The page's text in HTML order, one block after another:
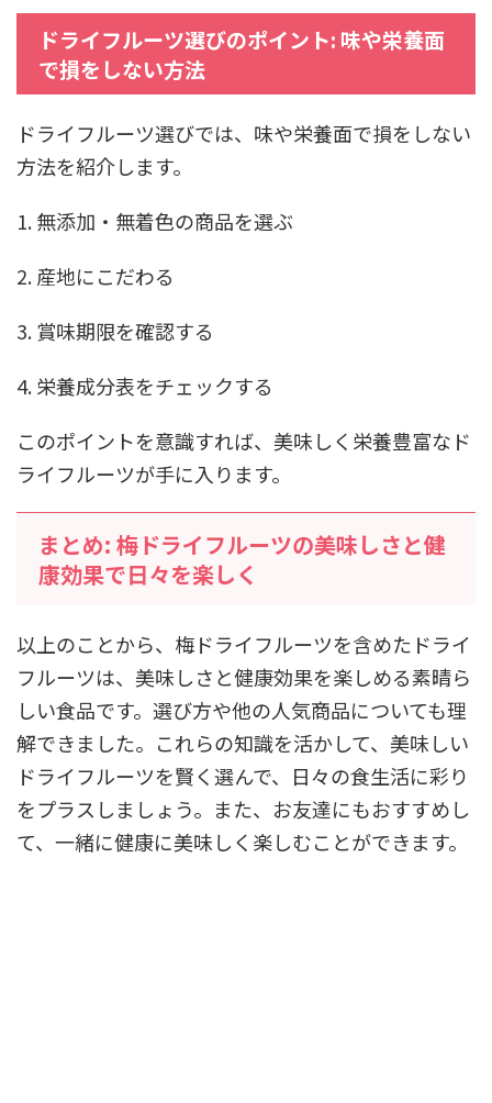
ドライフルーツ選びのポイント: 味や栄養面
で損をしない方法
ドライフルーツ選びでは、味や栄養面で損をしない
方法を紹介します。
1. 無添加・無着色の商品を選ぶ
2. 産地にこだわる
3. 賞味期限を確認する
4. 栄養成分表をチェックする
このポイントを意識すれば、美味しく栄養豊富なド
ライフルーツが手に入ります。
まとめ: 梅ドライフルーツの美味しさと健
康効果で日々を楽しく
以上のことから、梅ドライフルーツを含めたドライ
フルーツは、美味しさと健康効果を楽しめる素晴ら
しい食品です。選び方や他の人気商品についても理
解できました。これらの知識を活かして、美味しい
ドライフルーツを賢く選んで、日々の食生活に彩り
をプラスしましょう。また、お友達にもおすすめし
て、一緒に健康に美味しく楽しむことができます。